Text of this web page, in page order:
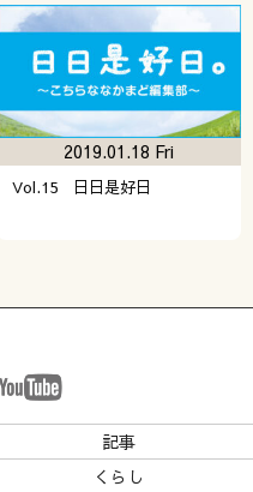
Vol.15 日日是好日
2019.01.18 Fri
記事
くらし